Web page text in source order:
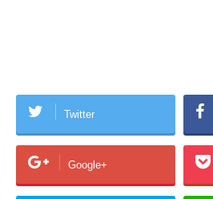
Twitter
Google+